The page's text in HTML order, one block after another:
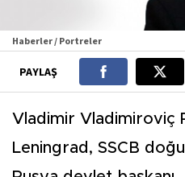
Haberler / Portreler
PAYLAŞ
Vladimir Vladimiroviç
Leningrad, SSCB